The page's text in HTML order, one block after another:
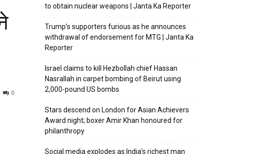
0
to obtain nuclear weapons | Janta Ka Reporter
Trump’s supporters furious as he announces
withdrawal of endorsement for MTG | Janta Ka
Reporter
Israel claims to kill Hezbollah chief Hassan
Nasrallah in carpet bombing of Beirut using
2,000-pound US bombs
Stars descend on London for Asian Achievers
Award night; boxer Amir Khan honoured for
philanthropy
Social media explodes as India’s richest man